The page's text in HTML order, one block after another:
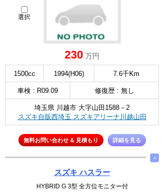
選択
230 万円
1500cc 1994(H06) 7.6千Km
車検 : R09.09 修復歴 : 無し
埼玉県 川越市 大字山田1588－2
スズキ自販西埼玉 スズキアリーナ川越山田
無料お問い合わせ & 見積もり 詳細を見る
∧
スズキ ハスラー
HYBRID G 3型 全方位モニター付